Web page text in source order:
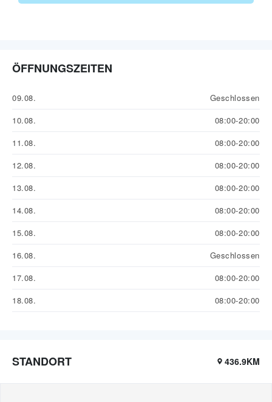
ÖFFNUNGSZEITEN
09.08.
Geschlossen
10.08.
08:00-20:00
11.08.
08:00-20:00
12.08.
08:00-20:00
13.08.
08:00-20:00
14.08.
08:00-20:00
15.08.
08:00-20:00
16.08.
Geschlossen
17.08.
08:00-20:00
18.08.
08:00-20:00
STANDORT 436.9KM